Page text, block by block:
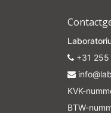
+31
KVK-
BTW-